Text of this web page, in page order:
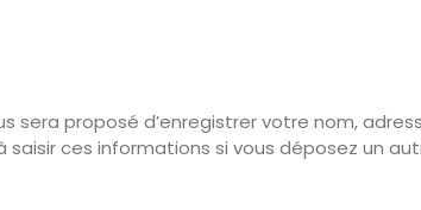
sera proposé d’enregistrer votre nom,
ces informations si vous déposez un